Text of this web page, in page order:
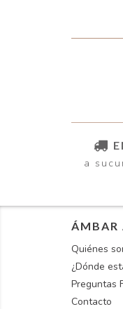
a
ÁMBAR
Quiénes
¿Dónde
Preguntas
Contacto